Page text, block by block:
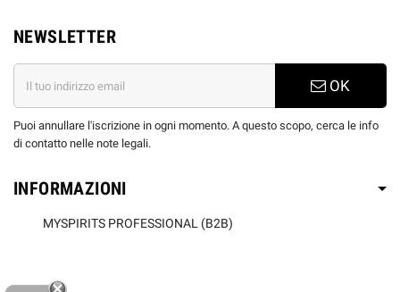
NEWSLETTER
OK
Puoi annullare l'iscrizione in ogni momento. A questo scopo, cerca le info
di contatto nelle note legali.
INFORMAZIONI
MYSPIRITS PROFESSIONAL (B2B)